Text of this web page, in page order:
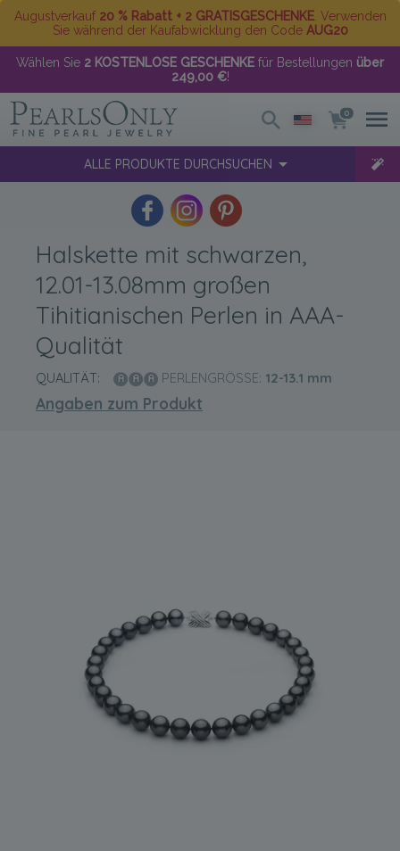
Augustverkauf 20 % Rabatt + 2 GRATISGESCHENKE. Verwenden
Sie während der Kaufabwicklung den Code AUG20
Wählen Sie 2 KOSTENLOSE GESCHENKE für Bestellungen über
249,00 €!
0
ALLE PRODUKTE DURCHSUCHEN
Halskette mit schwarzen,
12.01-13.08mm großen
Tihitianischen Perlen in AAA-
Qualität
QUALITÄT: PERLENGRÖSSE: 12-13.1 mm
Angaben zum Produkt